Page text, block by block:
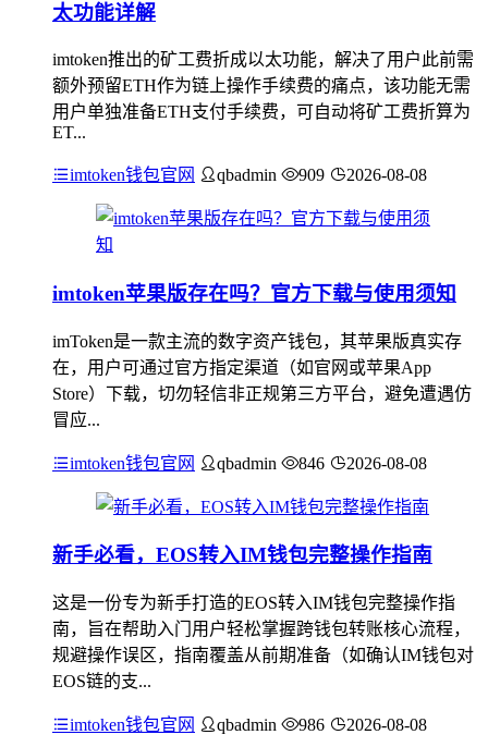
太功能详解
imtoken推出的矿工费折成以太功能，解决了用户此前需
额外预留ETH作为链上操作手续费的痛点，该功能无需
用户单独准备ETH支付手续费，可自动将矿工费折算为
ET...
imtoken钱包官网 qbadmin 909 2026-08-08
imtoken苹果版存在吗？官方下载与使用须知
imToken是一款主流的数字资产钱包，其苹果版真实存
在，用户可通过官方指定渠道（如官网或苹果App
Store）下载，切勿轻信非正规第三方平台，避免遭遇仿
冒应...
imtoken钱包官网 qbadmin 846 2026-08-08
新手必看，EOS转入IM钱包完整操作指南
这是一份专为新手打造的EOS转入IM钱包完整操作指
南，旨在帮助入门用户轻松掌握跨钱包转账核心流程，
规避操作误区，指南覆盖从前期准备（如确认IM钱包对
EOS链的支...
imtoken钱包官网 qbadmin 986 2026-08-08